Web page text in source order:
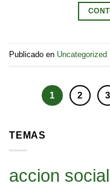
Publicado en Uncategorized
1 2 3
TEMAS
accion